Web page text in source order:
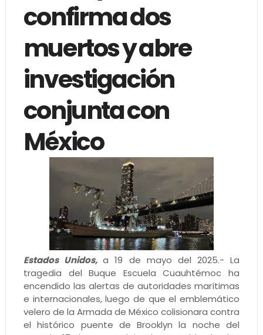
confirma dos
muertos y abre
investigación
conjunta con
México
Estados Unidos,a 19 de mayo del 2025.- La
tragedia del Buque Escuela Cuauhtémoc ha
encendido las alertas de autoridades marítimas
e internacionales, luego de que el emblemático
velero de la Armada de México colisionara contra
el histórico puente de Brooklyn la noche del